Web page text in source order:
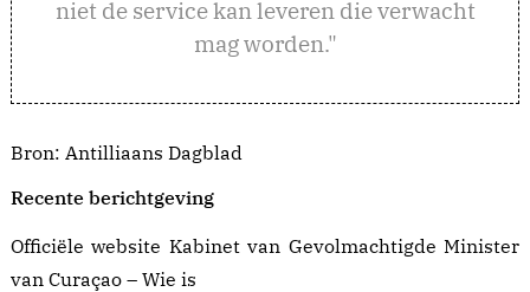
niet de service kan leveren die verwacht
mag worden."
Bron: Antilliaans Dagblad
Recente berichtgeving
Officiële website Kabinet van Gevolmachtigde Minister
van Curaçao – Wie is